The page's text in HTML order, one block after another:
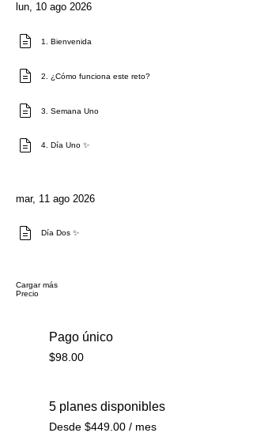
lun, 10 ago 2026
1. Bienvenida
2. ¿Cómo funciona este reto?
3. Semana Uno
4. Día Uno ✨
mar, 11 ago 2026
Día Dos ✨
Cargar más
Precio
Pago único
$98.00
5 planes disponibles
Desde $449.00 / mes